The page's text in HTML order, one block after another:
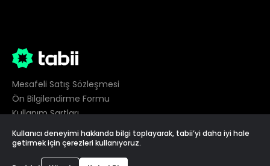
Mesafeli Satış Sözleşmesi
Ön Bilgilendirme Formu
Kullanım Şartları
Gizlilik
Çerez Tercihleri
Kullanıcı deneyimi hakkında bilgi toplayarak, tabii’yi daha iyi hale
getirmek için çerezleri kullanıyoruz.